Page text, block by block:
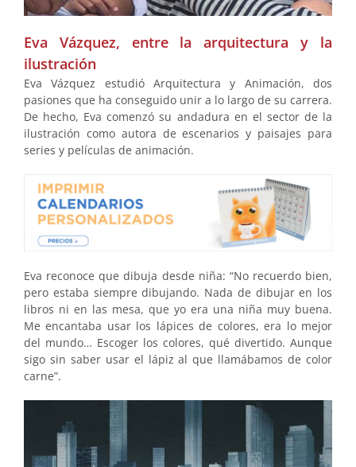
Eva Vázquez, entre la arquitectura y la
ilustración
Eva Vázquez estudió Arquitectura y Animación, dos
pasiones que ha conseguido unir a lo largo de su carrera.
De hecho, Eva comenzó su andadura en el sector de la
ilustración como autora de escenarios y paisajes para
series y películas de animación.
Eva reconoce que dibuja desde niña: “No recuerdo bien,
pero estaba siempre dibujando. Nada de dibujar en los
libros ni en las mesa, que yo era una niña muy buena.
Me encantaba usar los lápices de colores, era lo mejor
del mundo… Escoger los colores, qué divertido. Aunque
sigo sin saber usar el lápiz al que llamábamos de color
carne”.